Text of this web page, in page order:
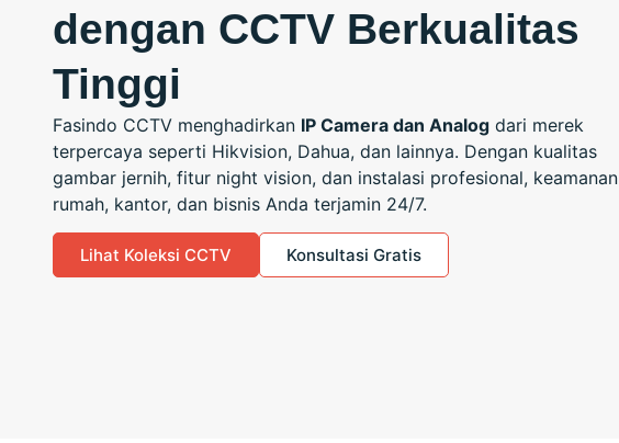
dengan CCTV Berkualitas
Tinggi
Fasindo CCTV menghadirkan IP Camera dan Analog dari merek
terpercaya seperti Hikvision, Dahua, dan lainnya. Dengan kualitas
gambar jernih, fitur night vision, dan instalasi profesional, keamanan
rumah, kantor, dan bisnis Anda terjamin 24/7.
Lihat Koleksi CCTV Konsultasi Gratis